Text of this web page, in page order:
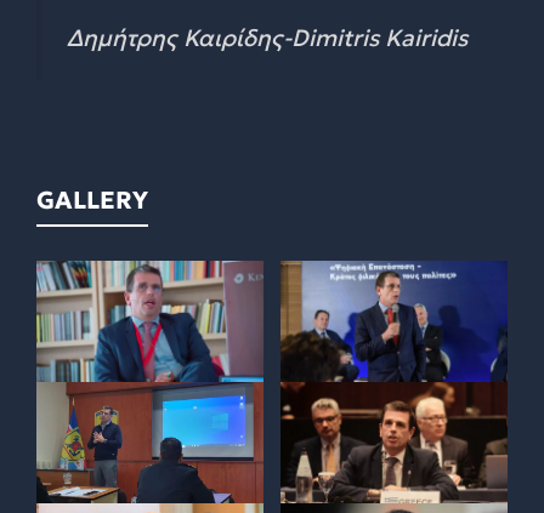
Δημήτρης Καιρίδης-Dimitris Kairidis
GALLERY